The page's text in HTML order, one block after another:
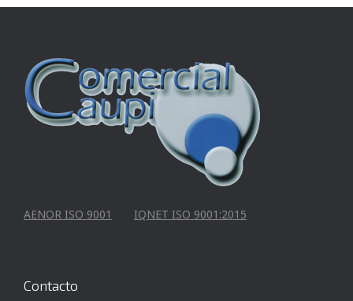
AENOR ISO 9001 IQNET ISO 9001:2015
Contacto